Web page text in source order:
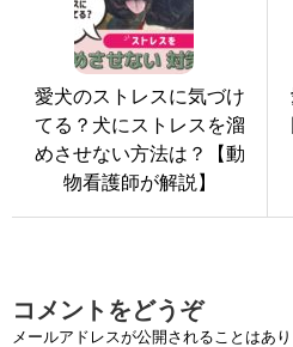
愛犬のストレスに気づけ
てる？犬にストレスを溜
めさせない方法は？【動
物看護師が解説】
コメントをどうぞ
メールアドレスが公開されることはあり